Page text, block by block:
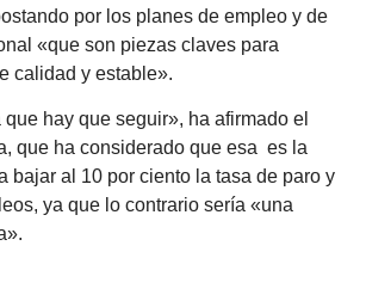
por los planes de empleo y de
«que son piezas claves para
calidad y estable».
hay que seguir», ha afirmado el
que ha considerado que esa es la
bajar al 10 por ciento la tasa de paro y
ya que lo contrario sería «una